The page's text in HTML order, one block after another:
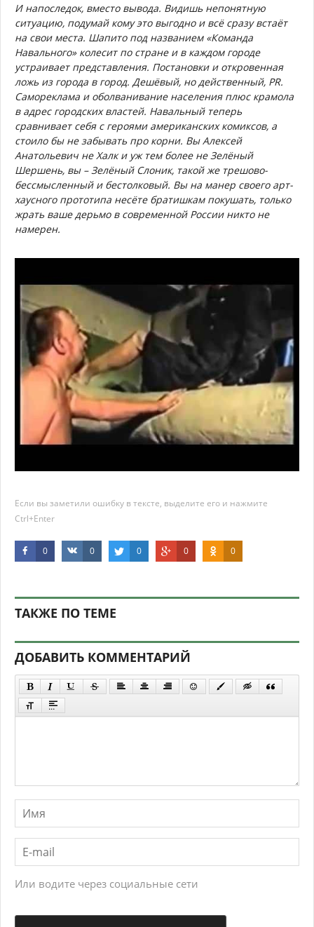
И напоследок, вместо вывода. Видишь непонятную
ситуацию, подумай кому это выгодно и всё сразу встаёт
на свои места. Шапито под названием «Команда
Навального» колесит по стране и в каждом городе
устраивает представления. Постановки и откровенная
ложь из города в город. Дешёвый, но действенный, PR.
Самореклама и оболванивание населения плюс крамола
в адрес городских властей. Навальный теперь
сравнивает себя с героями американских комиксов, а
стоило бы не забывать про корни. Вы Алексей
Анатольевич не Халк и уж тем более не Зелёный
Шершень, вы – Зелёный Слоник, такой же трешово-
бессмысленный и бестолковый. Вы на манер своего арт-
хаусного прототипа несёте братишкам покушать, только
жрать ваше дерьмо в современной России никто не
намерен.
Если вы заметили ошибку в тексте, выделите его и нажмите
Ctrl+Enter
0 0 0 0 0
ТАКЖЕ ПО ТЕМЕ
ДОБАВИТЬ КОММЕНТАРИЙ
Или водите через социальные сети